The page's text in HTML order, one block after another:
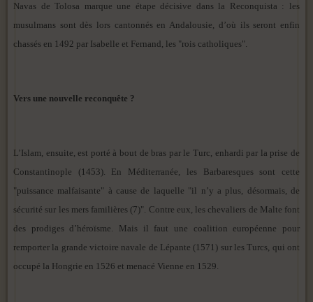
Navas de Tolosa marque une étape décisive dans la Reconquista : les
musulmans sont dès lors cantonnés en Andalousie, d’où ils seront enfin
chassés en 1492 par Isabelle et Fernand, les "rois catholiques".
Vers une nouvelle reconquête ?
L’Islam, ensuite, est porté à bout de bras par le Turc, enhardi par la prise de
Constantinople (1453). En Méditerranée, les Barbaresques sont cette
"puissance malfaisante" à cause de laquelle "il n’y a plus, désormais, de
sécurité sur les mers familières (7)". Contre eux, les chevaliers de Malte font
des prodiges d’héroïsme. Mais il faut une coalition européenne pour
remporter la grande victoire navale de Lépante (1571) sur les Turcs, qui ont
occupé la Hongrie en 1526 et menacé Vienne en 1529.